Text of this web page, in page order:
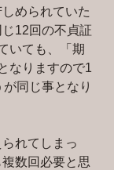
められていた
12回の不貞証
いても、「期
なりますので1
同じ事となり
れてしまっ
数回必要と思